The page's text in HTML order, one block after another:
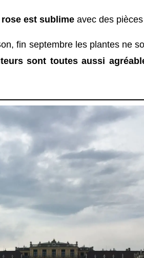
est sublime avec des
fin septembre les plantes ne
sont toutes aussi